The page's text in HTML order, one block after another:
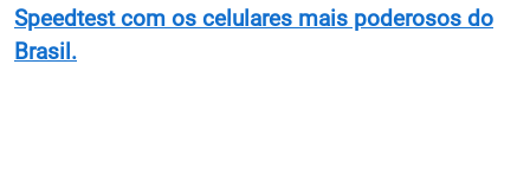
Speedtest com os celulares mais poderosos do
Brasil.